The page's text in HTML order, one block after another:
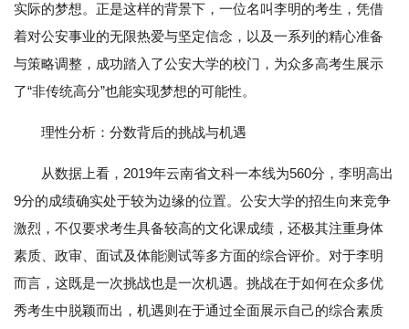
实际的梦想。正是这样的背景下，一位名叫李明的考生，凭借
着对公安事业的无限热爱与坚定信念，以及一系列的精心准备
与策略调整，成功踏入了公安大学的校门，为众多高考生展示
了“非传统高分”也能实现梦想的可能性。
理性分析：分数背后的挑战与机遇
从数据上看，2019年云南省文科一本线为560分，李明高出
9分的成绩确实处于较为边缘的位置。公安大学的招生向来竞争
激烈，不仅要求考生具备较高的文化课成绩，还极其注重身体
素质、政审、面试及体能测试等多方面的综合评价。对于李明
而言，这既是一次挑战也是一次机遇。挑战在于如何在众多优
秀考生中脱颖而出，机遇则在于通过全面展示自己的综合素质